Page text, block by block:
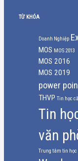
TỪ KHÓA
Doanh Nghiệp
MOS MOS 2013
MOS 2016
MOS 2019
power
THVP Tin học
Tin
văn
Trung tâm tin học